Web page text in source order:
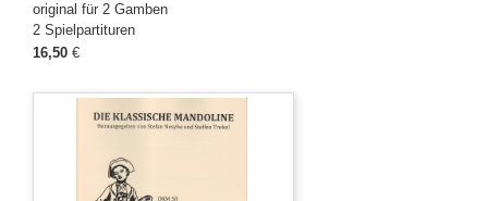
original für 2 Gamben
2 Spielpartituren
16,50 €